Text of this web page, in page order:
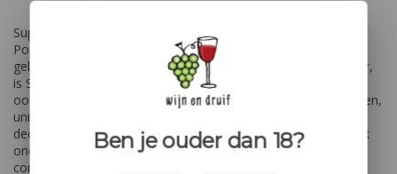
Super Bock werd voor het eerst gebrouwen in 1927 in Porto,
Portugal, en is sindsdien uitgegroeid tot een van de meest
geliefde bieren in het land. Ontstaan in de bierbrouwerij Unicer,
is Super Bock vernoemd naar het Duitse "Bock," wat
oorspronkelijk sterke bieren aanduidt, maar het heeft een eigen,
unieke identiteit gevormd die licht en toegankelijk is. Door de
decennia heen heeft Super Bock zich met zijn verfijnde smaak
onderscheiden, het won talloze prijzen voor zijn kwaliteit en
consistentie.
Ben je ouder dan 18?